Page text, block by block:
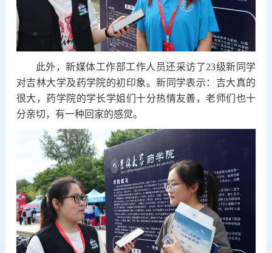
此外，新媒体工作部工作人员还采访了23级新同学
对吉林大学及药学院的初印象。新同学表示： 吉大真的
很大，药学院的学长学姐们十分热情友善，老师们也十
分亲切，有一种回家的感觉。